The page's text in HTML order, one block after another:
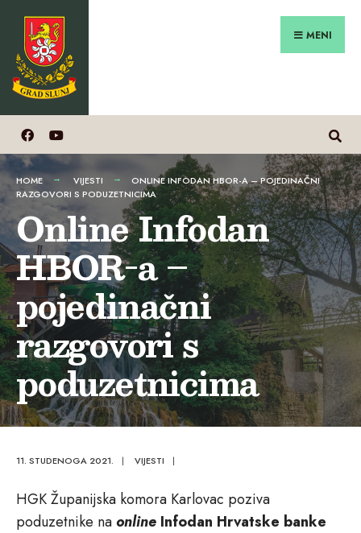
Preskoči
sadržaj
MENI
HOME VIJESTI
ONLINE INFODAN HBOR-A – POJEDINAČNI
RAZGOVORI S PODUZETNICIMA
Online Infodan
HBOR-a –
pojedinačni
razgovori s
poduzetnicima
11. STUDENOGA 2021. | VIJESTI |
HGK Županijska komora Karlovac poziva
poduzetnike naonline Infodan Hrvatske banke
for: